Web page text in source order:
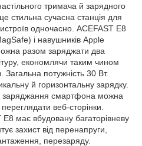
тримача й зарядного
стильна сучасна станція для
одночасно. ACEFAST E8
і навушників Apple
разом заряджати два
економлячи таким чином
Загальна потужність 30 Вт.
й горизонтальну зарядку.
заряджання смартфона можна
веб-сторінки.
має вбудовану багаторівневу
захист від перенапруги,
перезаряду.